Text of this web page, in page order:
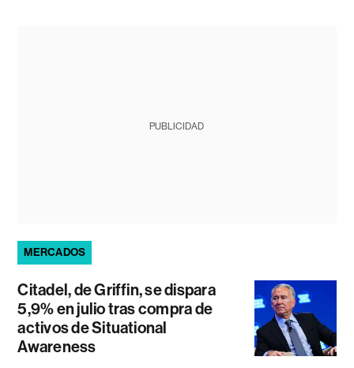
PUBLICIDAD
MERCADOS
Citadel, de Griffin, se dispara
5,9% en julio tras compra de
activos de Situational
Awareness